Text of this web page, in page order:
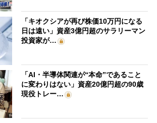
「キオクシアが再び株価10万円になる
日は遠い」資産3億円超のサラリーマン
投資家が…
「AI・半導体関連が“本命”であること
に変わりはない」資産20億円超の90歳
現役トレー…